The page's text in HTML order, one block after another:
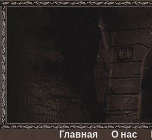
Главная О нас